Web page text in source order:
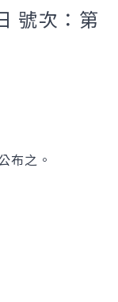
號次：第
布之。